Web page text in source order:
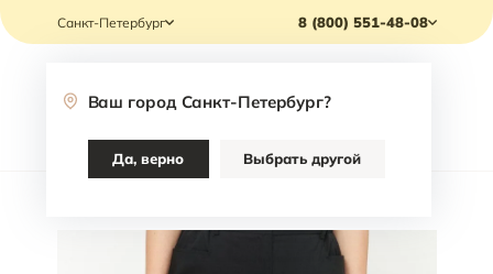
Санкт-Петербург
Ваш город Санкт-Петербург?
Да, верно Выбрать другой
8 (800) 551-48-08
Каталог